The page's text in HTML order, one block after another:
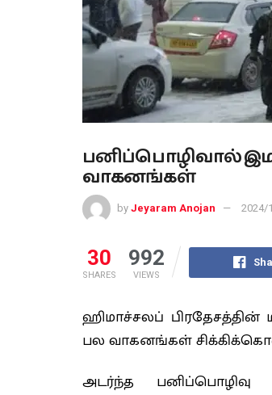
பனிப்பொழிவால்
வாகனங்கள்
by Jeyaram Anojan 2024/
30
SHARES
992
VIEWS
ஹிமாச்சலப் பிரதேசத்தின்
பல வாகனங்கள்
அடர்ந்த